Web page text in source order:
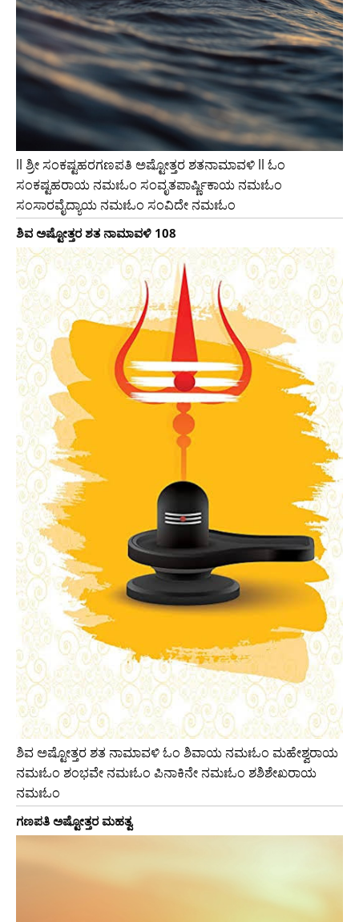
ll ಶ್ರೀ ಸಂಕಷ್ಟಹರಗಣಪತಿ ಅಷ್ಟೋತ್ತರ ಶತನಾಮಾವಳಿ ll ಓಂ
ಸಂಕಷ್ಟಹರಾಯ ನಮಃಓಂ ಸಂವೃತಪಾರ್ಷ್ಣಿಕಾಯ ನಮಃಓಂ
ಸಂಸಾರವೈದ್ಯಾಯ ನಮಃಓಂ ಸಂವಿದೇ ನಮಃಓಂ
ಶಿವ ಅಷ್ಟೋತ್ತರ ಶತ ನಾಮಾವಳಿ 108
ಶಿವ ಅಷ್ಟೋತ್ತರ ಶತ ನಾಮಾವಳಿ ಓಂ ಶಿವಾಯ ನಮಃಓಂ ಮಹೇಶ್ವರಾಯ
ನಮಃಓಂ ಶಂಭವೇ ನಮಃಓಂ ಪಿನಾಕಿನೇ ನಮಃಓಂ ಶಶಿಶೇಖರಾಯ
ನಮಃಓಂ
ಗಣಪತಿ ಅಷ್ಟೋತ್ತರ ಮಹತ್ವ